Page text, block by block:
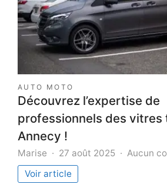
AUTO MOTO
Découvrez l’expertise de
professionnels des vitres
Annecy !
Marise 27 août 2025 Aucun
Voir article